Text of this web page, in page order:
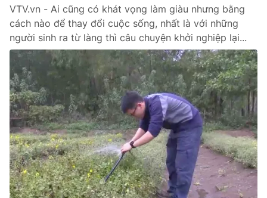
VTV4 Vươn mình bằng AI
VTV9 VTV8
Liên hệ tòa soạn English
THỜI BÁO VTV
Theo dõi báo trên
VTV.vn - Ai cũng có khát vọng làm giàu nhưng bằng
cách nào để thay đổi cuộc sống, nhất là với những
người sinh ra từ làng thì câu chuyện khởi nghiệp lại...